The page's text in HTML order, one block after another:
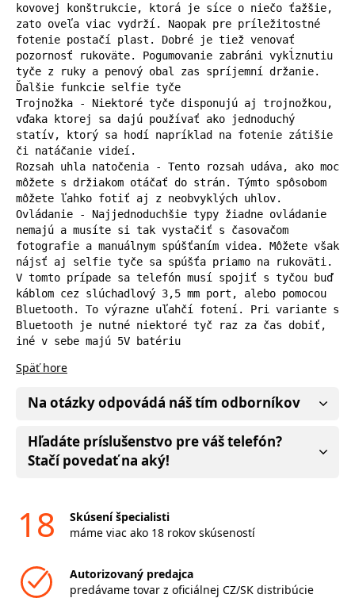
kovovej konštrukcie, ktorá je síce o niečo ťažšie,
zato oveľa viac vydrží. Naopak pre príležitostné
fotenie postačí plast. Dobré je tiež venovať
pozornosť rukoväte. Pogumovanie zabráni vykĺznutiu
tyče z ruky a penový obal zas spríjemní držanie.
Ďalšie funkcie selfie tyče
Trojnožka - Niektoré tyče disponujú aj trojnožkou,
vďaka ktorej sa dajú používať ako jednoduchý
statív, ktorý sa hodí napríklad na fotenie zátišie
či natáčanie videí.
Rozsah uhla natočenia - Tento rozsah udáva, ako moc
môžete s držiakom otáčať do strán. Týmto spôsobom
môžete ľahko fotiť aj z neobvyklých uhlov.
Ovládanie - Najjednoduchšie typy žiadne ovládanie
nemajú a musíte si tak vystačiť s časovačom
fotografie a manuálnym spúšťaním videa. Môžete však
nájsť aj selfie tyče sa spúšťa priamo na rukoväti.
V tomto prípade sa telefón musí spojiť s tyčou buď
káblom cez slúchadlový 3,5 mm port, alebo pomocou
Bluetooth. To výrazne uľahčí fotení. Pri variante s
Bluetooth je nutné niektoré tyč raz za čas dobiť,
iné v sebe majú 5V batériu
Späť hore
Na otázky odpovádá náš tím odborníkov
Hľadáte príslušenstvo pre váš telefón?
Stačí povedať na aký!
18
Skúsení špecialisti
máme viac ako 18 rokov skúseností
Autorizovaný predajca
predávame tovar z oficiálnej CZ/SK distribúcie